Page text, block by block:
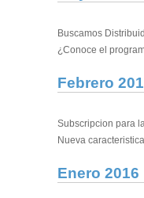
Buscamos
¿Conoce el
Febrero
Subscripcion para
Nueva
Enero 2016